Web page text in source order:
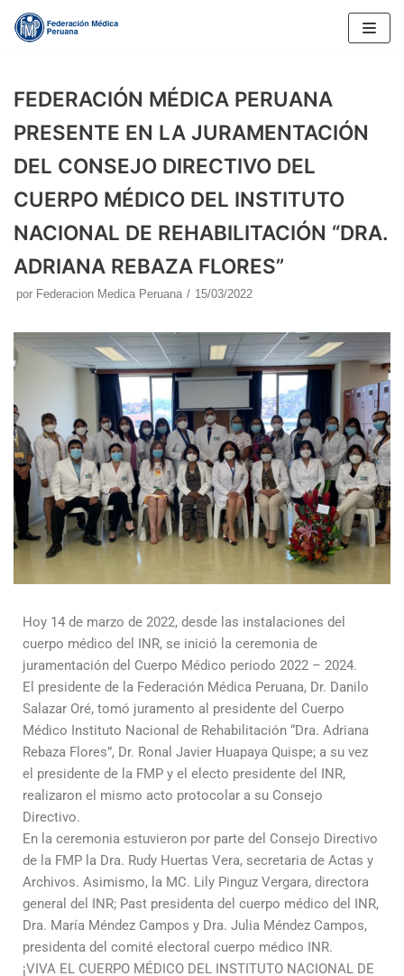
contenido
FEDERACIÓN MÉDICA PERUANA
PRESENTE EN LA JURAMENTACIÓN
DEL CONSEJO DIRECTIVO DEL
CUERPO MÉDICO DEL INSTITUTO
NACIONAL DE REHABILITACIÓN “DRA.
ADRIANA REBAZA FLORES”
por Federacion Medica Peruana 15/03/2022
Hoy 14 de marzo de 2022, desde las instalaciones del
cuerpo médico del INR, se inició la ceremonia de
juramentación del Cuerpo Médico periodo 2022 – 2024.
El presidente de la Federación Médica Peruana, Dr. Danilo
Salazar Oré, tomó juramento al presidente del Cuerpo
Médico Instituto Nacional de Rehabilitación “Dra. Adriana
Rebaza Flores”, Dr. Ronal Javier Huapaya Quispe; a su vez
el presidente de la FMP y el electo presidente del INR,
realizaron el mismo acto protocolar a su Consejo
Directivo.
En la ceremonia estuvieron por parte del Consejo Directivo
de la FMP la Dra. Rudy Huertas Vera, secretaria de Actas y
Archivos. Asimismo, la MC. Lily Pinguz Vergara, directora
general del INR; Past presidenta del cuerpo médico del INR,
Dra. María Méndez Campos y Dra. Julia Méndez Campos,
presidenta del comité electoral cuerpo médico INR.
¡VIVA EL CUERPO MÉDICO DEL INSTITUTO NACIONAL DE